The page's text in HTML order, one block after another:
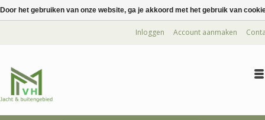
Inloggen Account aanmaken
Door het gebruiken van onze website, ga je akkoord met het gebruik van